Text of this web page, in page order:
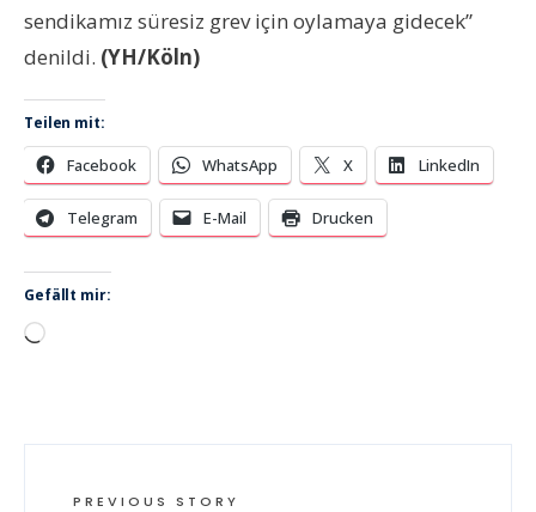
sendikamız süresiz grev için oylamaya gidecek”
denildi. (YH/Köln)
Teilen mit:
Facebook WhatsApp X LinkedIn
Telegram E-Mail Drucken
Gefällt mir:
Wird
PREVIOUS STORY